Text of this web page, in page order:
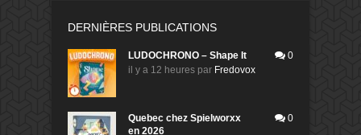
DERNIÈRES PUBLICATIONS
LUDOCHRONO – Shape It
il y a 12 heures par Fredovox
0
Quebec chez Spielworxx
en 2026
0